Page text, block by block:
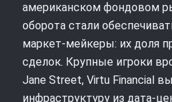
американском фондовом
оборота стали
маркет‑мейкеры: их доля
сделок. Крупные игроки
Jane Street, Virtu Financial
инфраструктуру из